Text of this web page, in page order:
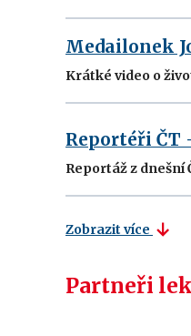
Medailonek
Krátké video o
Reportéři
Reportáž z dnešní
Zobrazit více
Partneři